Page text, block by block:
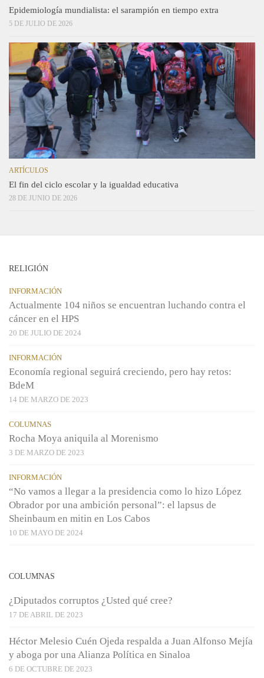
Epidemiología mundialista: el sarampión en tiempo extra
5 DE JULIO DE 2026
ARTÍCULOS
El fin del ciclo escolar y la igualdad educativa
28 DE JUNIO DE 2026
RELIGIÓN
INFORMACIÓN
Actualmente 104 niños se encuentran luchando contra el
cáncer en el HPS
20 DE JULIO DE 2024
INFORMACIÓN
Economía regional seguirá creciendo, pero hay retos:
BdeM
14 DE MARZO DE 2023
COLUMNAS
Rocha Moya aniquila al Morenismo
3 DE MARZO DE 2023
INFORMACIÓN
“No vamos a llegar a la presidencia como lo hizo López
Obrador por una ambición personal”: el lapsus de
Sheinbaum en mitin en Los Cabos
10 DE MAYO DE 2024
COLUMNAS
¿Diputados corruptos ¿Usted qué cree?
17 DE ABRIL DE 2023
Héctor Melesio Cuén Ojeda respalda a Juan Alfonso Mejía
y aboga por una Alianza Política en Sinaloa
6 DE OCTUBRE DE 2023